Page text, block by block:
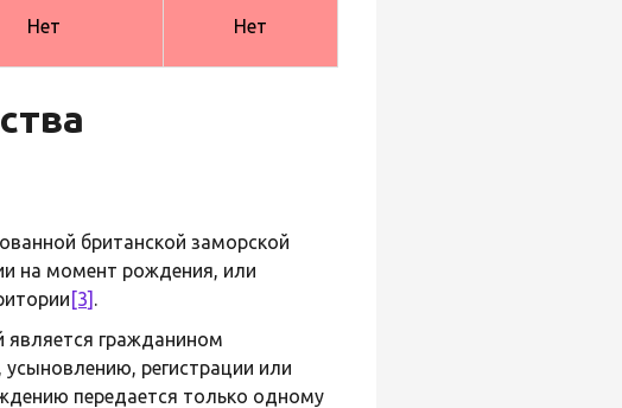
Нет Нет
британской заморской
на момент рождения, или
[3] .
является гражданином
регистрации или
передается только одному